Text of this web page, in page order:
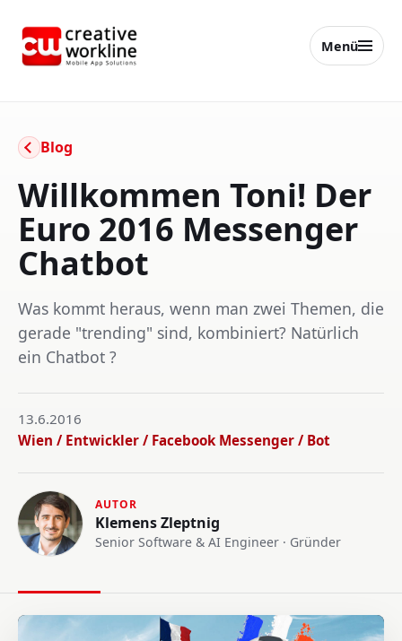
creative workline Menü
Blog
Willkommen Toni! Der
Euro 2016 Messenger
Chatbot
Was kommt heraus, wenn man zwei Themen, die
gerade "trending" sind, kombiniert? Natürlich
ein Chatbot ?
13.6.2016
Wien / Entwickler / Facebook Messenger / Bot
AUTOR
Klemens Zleptnig
Senior Software & AI Engineer · Gründer